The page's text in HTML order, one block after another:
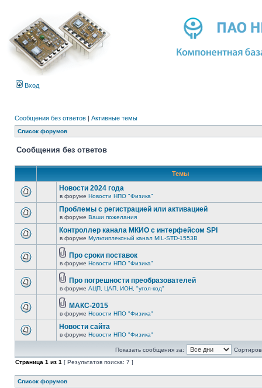
Вход
Сообщения без ответов | Активные темы
Список форумов
Сообщения без ответов
Темы
Новости 2024 года
в форуме Новости НПО "Физика"
Проблемы с регистрацией или активацией
в форуме Ваши пожелания
Контроллер канала МКИО с интерфейсом SPI
в форуме Мультиплексный канал MIL-STD-1553B
Про сроки поставок
в форуме Новости НПО "Физика"
Про погрешности преобразователей
в форуме АЦП, ЦАП, ИОН, "угол-код"
МАКС-2015
в форуме Новости НПО "Физика"
Новости сайта
в форуме Новости НПО "Физика"
Показать сообщения за:
Страница 1 из 1 [ Результатов поиска: 7 ]
Список форумов